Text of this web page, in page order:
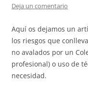
Deja un comentario
Aquí os dejamos un
los riesgos que
no avalados por un
profesional) o uso de
necesidad.